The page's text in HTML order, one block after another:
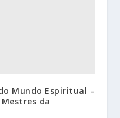
Mundo Espiritual –
da